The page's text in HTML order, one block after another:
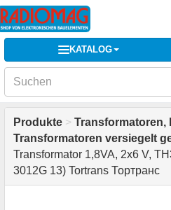
KATALOG
Produkte > Transformatoren,
Transformatoren versiegelt
Transformator 1,8VA, 2x6 V,
3012G 13) Tortrans Тортранс